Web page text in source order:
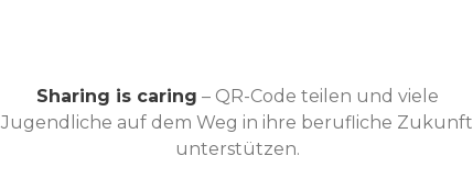
Sharing is caring – QR-Code teilen und viele
Jugendliche auf dem Weg in ihre berufliche Zukunft
unterstützen.